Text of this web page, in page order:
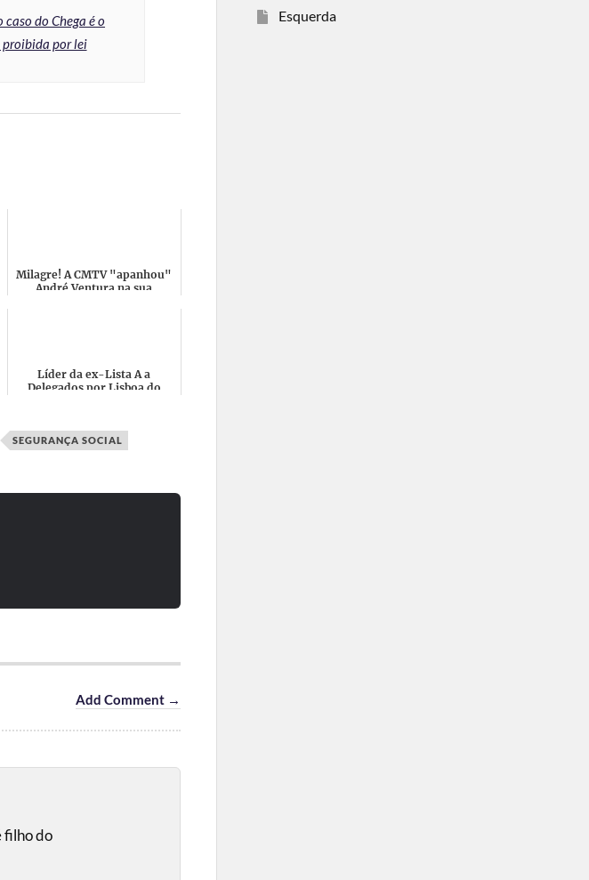
do Chega é o
proibida por lei
Milagre! A CMTV "apanhou"
André Ventura na sua
Líder da ex-Lista A a
Delegados por Lisboa do
SEGURANÇA SOCIAL
Add Comment →
filho do
Esquerda